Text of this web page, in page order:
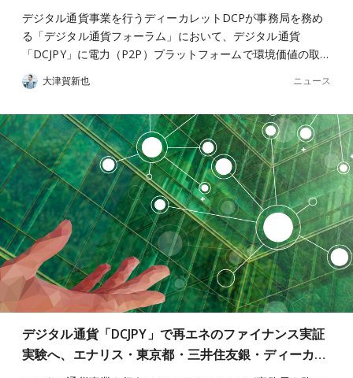
デジタル通貨事業を行うディーカレットDCPが事務局を務め
る「デジタル通貨フォーラム」において、デジタル通貨
「DCJPY」に電力（P2P）プラットフォームで環境価値の取…
大津賀新也 ニュース
デジタル通貨「DCJPY」で再エネのファイナンス実証
実験へ、エナリス・東京都・三井住友銀・ディーカ…